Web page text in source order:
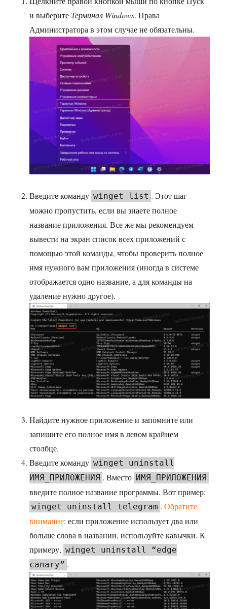
и выберите Терминал Windows. Права
Администратора в этом случае не обязательны.
Введите команду winget list . Этот шаг
можно пропустить, если вы знаете полное
название приложения. Все же мы рекомендуем
вывести на экран список всех приложений с
помощью этой команды, чтобы проверить полное
имя нужного вам приложения (иногда в системе
отображается одно название, а для команды на
удаление нужно другое).
Найдите нужное приложение и запомните или
запишите его полное имя в левом крайнем
столбце.
Введите команду winget uninstall
ИМЯ_ПРИЛОЖЕНИЯ . Вместо ИМЯ_ПРИЛОЖЕНИЯ
введите полное название программы. Вот пример:
winget uninstall telegram .Обратите
внимание: если приложение использует два или
больше слова в названии, используйте кавычки. К
примеру, winget uninstall “edge
canary” .